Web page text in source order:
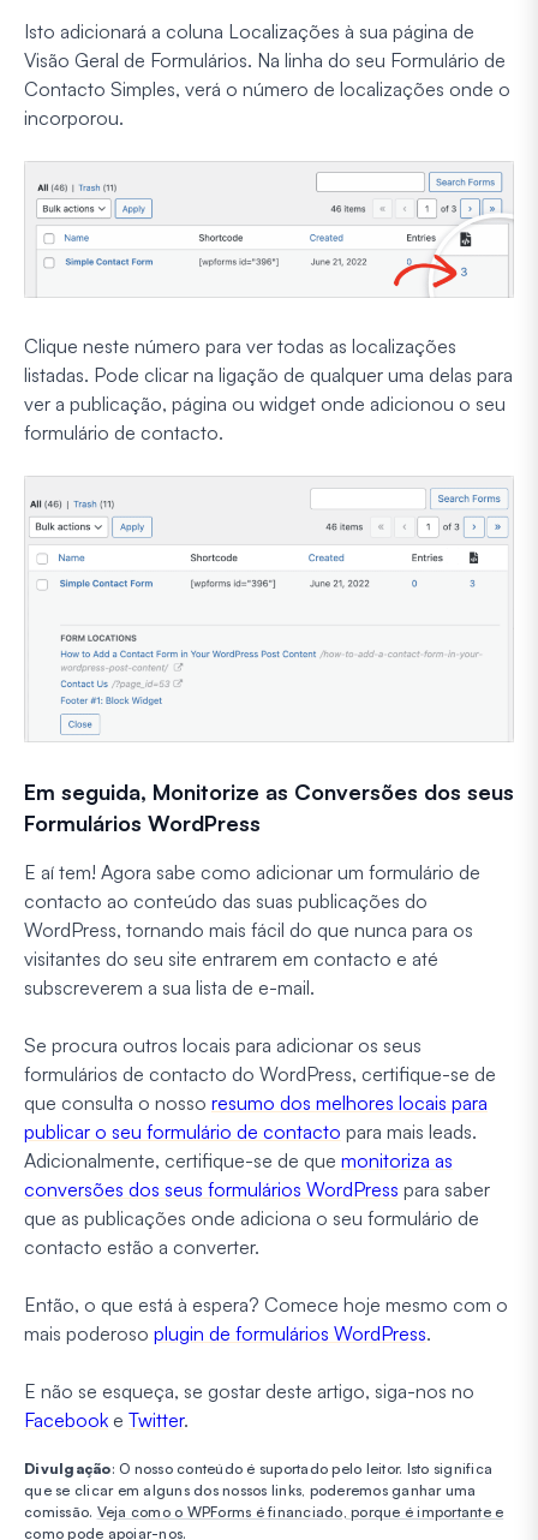
Isto adicionará a coluna Localizações à sua página de
Visão Geral de Formulários. Na linha do seu Formulário de
Contacto Simples, verá o número de localizações onde o
incorporou.
Clique neste número para ver todas as localizações
listadas. Pode clicar na ligação de qualquer uma delas para
ver a publicação, página ou widget onde adicionou o seu
formulário de contacto.
Em seguida, Monitorize as Conversões dos seus
Formulários WordPress
E aí tem! Agora sabe como adicionar um formulário de
contacto ao conteúdo das suas publicações do
WordPress, tornando mais fácil do que nunca para os
visitantes do seu site entrarem em contacto e até
subscreverem a sua lista de e-mail.
Se procura outros locais para adicionar os seus
formulários de contacto do WordPress, certifique-se de
que consulta o nosso resumo dos melhores locais para
publicar o seu formulário de contacto para mais leads.
Adicionalmente, certifique-se de que monitoriza as
conversões dos seus formulários WordPress para saber
que as publicações onde adiciona o seu formulário de
contacto estão a converter.
Então, o que está à espera? Comece hoje mesmo com o
mais poderoso plugin de formulários WordPress.
E não se esqueça, se gostar deste artigo, siga-nos no
Facebook e Twitter.
Divulgação: O nosso conteúdo é suportado pelo leitor. Isto significa
que se clicar em alguns dos nossos links, poderemos ganhar uma
comissão. Veja como o WPForms é financiado, porque é importante e
como pode apoiar-nos.